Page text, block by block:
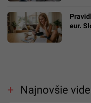
eur.
Najnovšie